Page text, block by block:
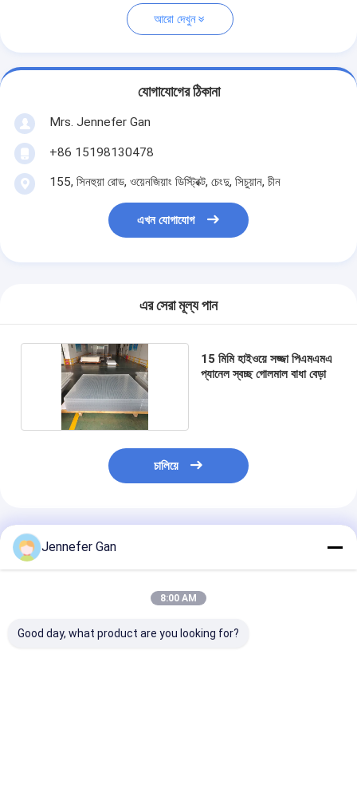
আরো দেখুন
যোগাযোগের ঠিকানা
Mrs. Jennefer Gan
+86 15198130478
155, সিনহুয়া রোড, ওয়েনজিয়াং ডিস্ট্রিক্ট, চেংদু, সিচুয়ান, চীন
এখন যোগাযোগ
এর সেরা মূল্য পান
15 মিমি হাইওয়ে সজ্জা পিএমএমএ
প্যানেল স্বচ্ছ গোলমাল বাধা বেড়া
চালিয়ে
প্রস্তাবিত পণ্য
Jennefer Gan
8:00 AM
Good day, what product are you looking for?